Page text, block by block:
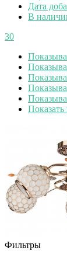
Дата
В
30
Показать
Фильтры